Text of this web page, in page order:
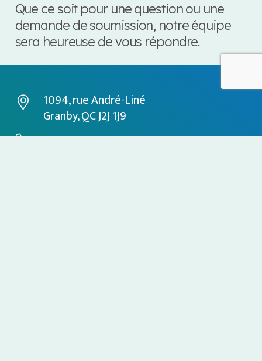
Que ce soit pour une question ou une
demande de soumission, notre équipe
sera heureuse de vous répondre.
1094, rue André-Liné
Granby, QC J2J 1J9
450-994-4567